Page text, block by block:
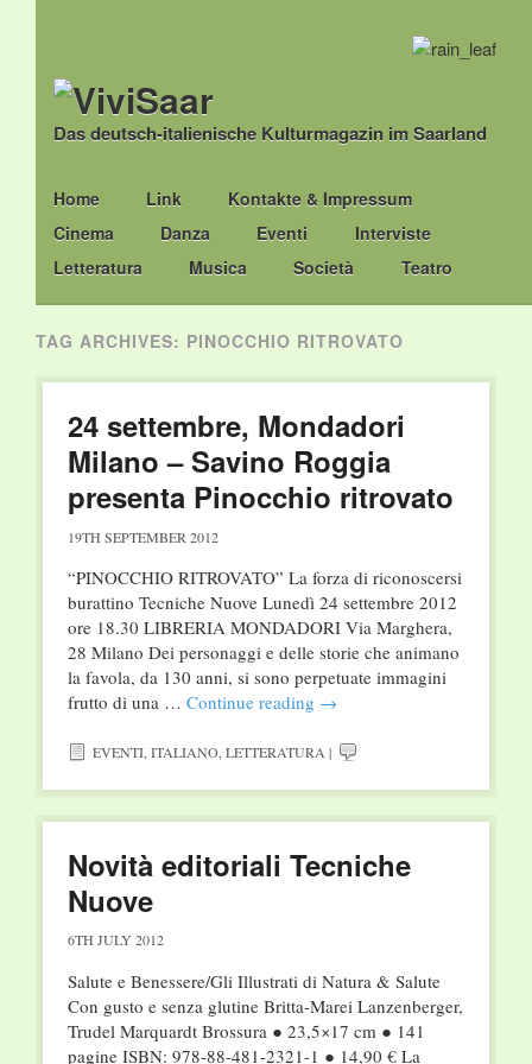
Das deutsch-italienische Kulturmagazin im Saarland
Main menu
Skip
to
content
Home Link
Kontakte & Impressum
Cinema
Danza Eventi
Interviste
Letteratura
Musica Società Teatro
TAG ARCHIVES: PINOCCHIO RITROVATO
24 settembre, Mondadori
Milano – Savino Roggia
presenta Pinocchio ritrovato
19TH SEPTEMBER 2012
“PINOCCHIO RITROVATO” La forza di riconoscersi
burattino Tecniche Nuove Lunedì 24 settembre 2012
ore 18.30 LIBRERIA MONDADORI Via Marghera,
28 Milano Dei personaggi e delle storie che animano
la favola, da 130 anni, si sono perpetuate immagini
frutto di una … Continue reading →
EVENTI,ITALIANO,LETTERATURA |
Novità editoriali Tecniche
Nuove
6TH JULY 2012
Salute e Benessere/Gli Illustrati di Natura & Salute
Con gusto e senza glutine Britta-Marei Lanzenberger,
Trudel Marquardt Brossura ● 23,5×17 cm ● 141
pagine ISBN: 978-88-481-2321-1 ● 14,90 € La